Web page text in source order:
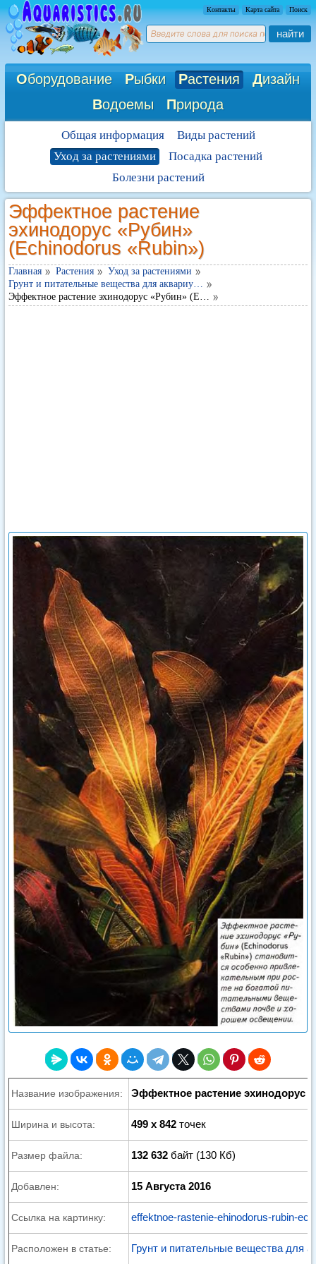
Контакты Карта сайта Поиск
найти
Оборудование Рыбки Растения Дизайн
Водоемы Природа
Общая информация
Виды растений
Уход за растениями
Посадка растений
Болезни растений
Эффектное растение
эхинодорус «Рубин»
(Echinodorus «Rubin»)
Главная Растения
Уход за растениями
Грунт и питательные вещества для аквариу…
Эффектное растение эхинодорус «Рубин» (E…
Название изображения: Эффектное растение эхинодорус
Ширина и высота: 499 x 842 точек
Размер файла: 132 632 байт (130 Кб)
Добавлен: 15 Августа 2016
Ссылка на картинку: effektnoe-rastenie-ehinodorus-rubin-
Расположен в статье: Грунт и питательные вещества для